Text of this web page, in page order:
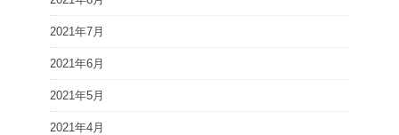
2021年7月
2021年6月
2021年5月
2021年4月